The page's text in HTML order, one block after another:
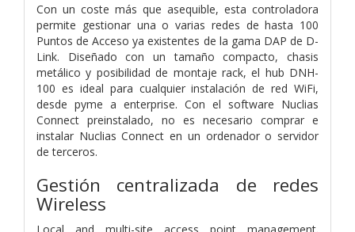
Con un coste más que asequible, esta controladora
permite gestionar una o varias redes de hasta 100
Puntos de Acceso ya existentes de la gama DAP de D-
Link. Diseñado con un tamaño compacto, chasis
metálico y posibilidad de montaje rack, el hub DNH-
100 es ideal para cualquier instalación de red WiFi,
desde pyme a enterprise. Con el software Nuclias
Connect preinstalado, no es necesario comprar e
instalar Nuclias Connect en un ordenador o servidor
de terceros.
Gestión centralizada de redes
Wireless
Local and multi-site access point management.